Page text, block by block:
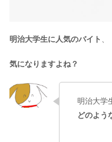
明治大学生に人気のバイト
気になりますよね？
明治大学
どのよう